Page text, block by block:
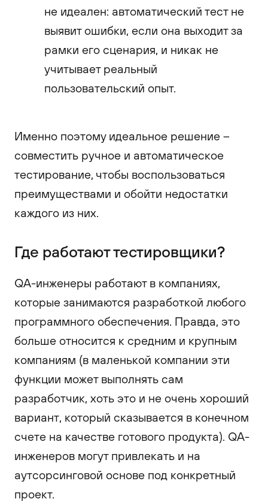
не идеален: автоматический тест не
выявит ошибки, если она выходит за
рамки его сценария, и никак не
учитывает реальный
пользовательский опыт.
Именно поэтому идеальное решение –
совместить ручное и автоматическое
тестирование, чтобы воспользоваться
преимуществами и обойти недостатки
каждого из них.
Где работают тестировщики?
QA-инженеры работают в компаниях,
которые занимаются разработкой любого
программного обеспечения. Правда, это
больше относится к средним и крупным
компаниям (в маленькой компании эти
функции может выполнять сам
разработчик, хоть это и не очень хороший
вариант, который сказывается в конечном
счете на качестве готового продукта). QA-
инженеров могут привлекать и на
аутсорсинговой основе под конкретный
проект.